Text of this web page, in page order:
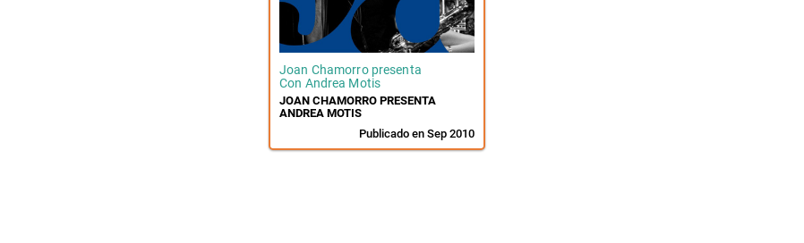
Joan Chamorro presenta
Con Andrea Motis
JOAN CHAMORRO PRESENTA
ANDREA MOTIS
Publicado en Sep 2010